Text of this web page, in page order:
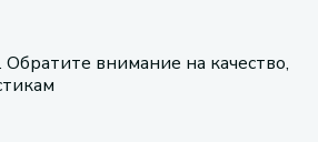
внимание на качество,